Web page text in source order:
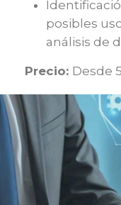
posibles
análisis de
Precio: Desde